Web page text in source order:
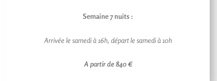
Semaine 7 nuits :
Arrivée le samedi à 16h, départ le samedi à 10h
A partir de 840 €